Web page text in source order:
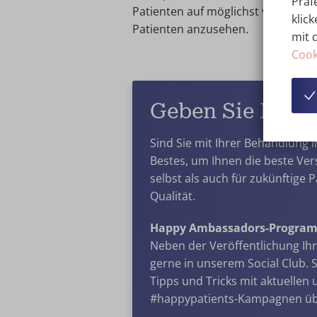
Patienten auf möglichst
Patienten anzusehen.
Geben Sie Ihre
Sind Sie mit Ihrer Behandlung
Bestes, um Ihnen die beste
selbst als auch für zukünftige
Qualität.
Happy Ambassadors-
Neben der Veröffentlichung
gerne in unserem Social Club.
Tipps und Tricks mit aktuellen
#happypatients-Kampagnen
mit